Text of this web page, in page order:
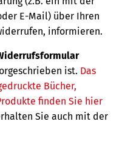
E-Mail) über Ihren
informieren.
ist. Das
Bücher,
finden Sie hier
Sie auch mit der